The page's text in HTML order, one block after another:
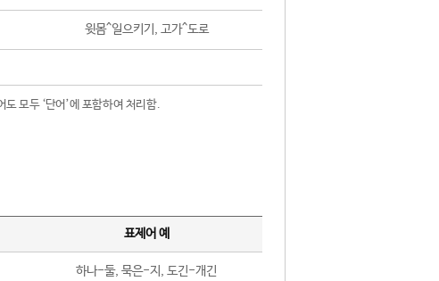
윗몸^일으키기, 고가^도로
모두 ‘단어’에 포함하여 처리함.
표제어 예
하나-둘, 묵은-지, 도긴-개긴